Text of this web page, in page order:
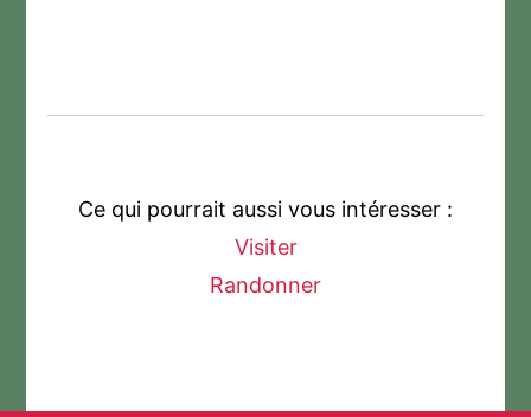
Ce qui pourrait aussi vous intéresser :
Visiter
Randonner